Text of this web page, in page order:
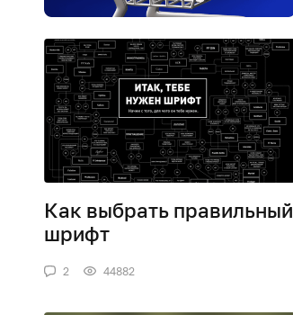
Как выбрать правильный
шрифт
2 44882